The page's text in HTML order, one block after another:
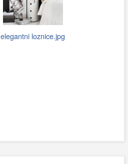
elegantni loznice.jpg